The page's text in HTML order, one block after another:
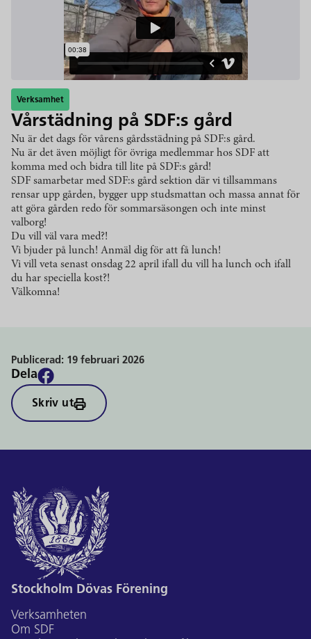
Verksamhet
Vårstädning på SDF:s gård
Nu är det dags för vårens gårdsstädning på SDF:s gård.
Nu är det även möjligt för övriga medlemmar hos SDF att
komma med och bidra till lite på SDF:s gård!
SDF samarbetar med SDF:s gård sektion där vi tillsammans
rensar upp gården, bygger upp studsmattan och massa annat för
att göra gården redo för sommarsäsongen och inte minst
valborg!
Du vill väl vara med?!
Vi bjuder på lunch! Anmäl dig för att få lunch!
Vi vill veta senast onsdag 22 april ifall du vill ha lunch och ifall
du har speciella kost?!
Välkomna!
Publicerad: 19 februari 2026
Dela
Skriv ut
Stockholm Dövas Förening
Verksamheten
Om SDF